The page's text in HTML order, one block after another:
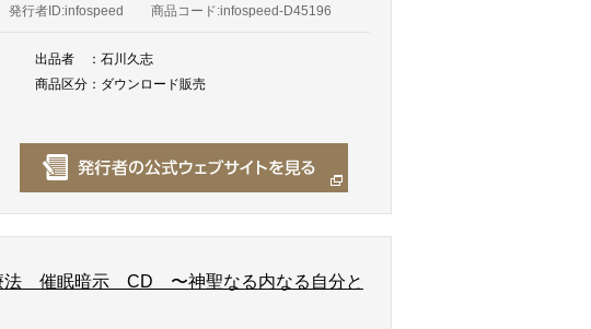
発行者ID:infospeed 商品コード:infospeed-D45196
出品者 ： 石川久志
商品区分 ： ダウンロード販売
法 催眠暗示 CD 〜神聖なる内なる自分と